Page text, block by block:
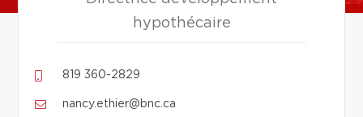
hypothécaire
819 360-2829
nancy.ethier@bnc.ca